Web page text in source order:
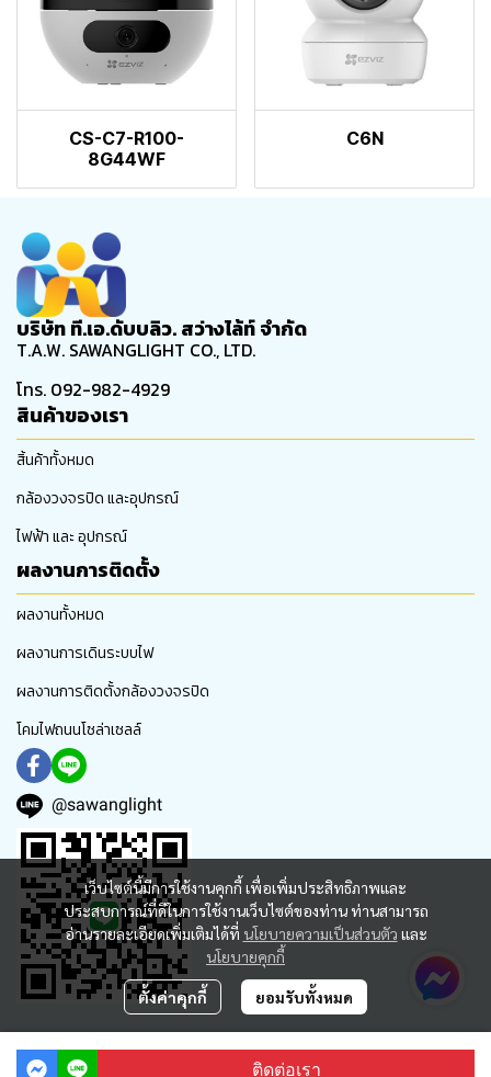
CS-C7-R100-
8G44WF
C6N
ติดต่อเรา
เว็บไซต์นี้มีการใช้งานคุกกี้ เพื่อเพิ่มประสิทธิภาพและ
ประสบการณ์ที่ดีในการใช้งานเว็บไซต์ของท่าน ท่านสามารถ
อ่านรายละเอียดเพิ่มเติมได้ที่ นโยบายความเป็นส่วนตัว และ
นโยบายคุกกี้
ตั้งค่าคุกกี้ ยอมรับทั้งหมด
บริษัท ที.เอ.ดับบลิว. สว่างไล้ท์ จำกัด
T.A.W. SAWANGLIGHT CO., LTD.
โทร. 092-982-4929
สินค้าของเรา
สิ้นค้าทั้งหมด
กล้องวงจรปิด และอุปกรณ์
ไฟฟ้า และ อุปกรณ์
ผลงานการติดตั้ง
ผลงานทั้งหมด
ผลงานการเดินระบบไฟ
ผลงานการติดตั้งกล้องวงจรปิด
โคมไฟถนนโซล่าเซลล์
@sawanglight
บริษัท ที.เอ.ดับบลิว. สว่างไล้ท์ จำกัด